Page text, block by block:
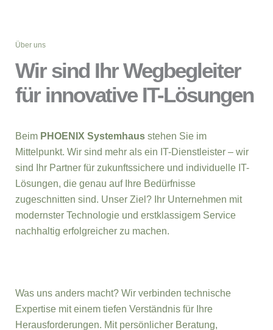
Über uns
Wir sind Ihr Wegbegleiter
für innovative IT-Lösungen
Beim PHOENIX Systemhaus stehen Sie im
Mittelpunkt. Wir sind mehr als ein IT-Dienstleister – wir
sind Ihr Partner für zukunftssichere und individuelle IT-
Lösungen, die genau auf Ihre Bedürfnisse
zugeschnitten sind. Unser Ziel? Ihr Unternehmen mit
modernster Technologie und erstklassigem Service
nachhaltig erfolgreicher zu machen.
Was uns anders macht? Wir verbinden technische
Expertise mit einem tiefen Verständnis für Ihre
Herausforderungen. Mit persönlicher Beratung,